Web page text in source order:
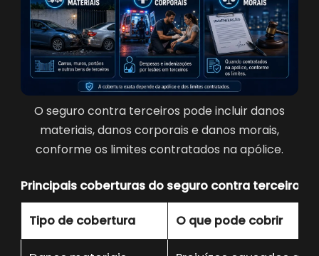
O seguro contra terceiros pode incluir danos
materiais, danos corporais e danos morais,
conforme os limites contratados na apólice.
Principais coberturas do seguro contra terceiros
Tipo de cobertura O que pode cobrir